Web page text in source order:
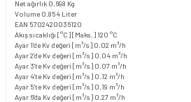
Net ağırlık 0.698 Kg
Volume 0.854 Liter
EAN 5702420036120
Akış sıcaklığı [°C] [Maks.] 120 °C
Ayar 1'de Kv değeri [m³/s] 0.02 m³/h
Ayar 2'de Kv değeri [m³/s] 0.04 m³/h
Ayar 3'te Kv değeri [m³/s] 0.07 m³/h
Ayar 4'te Kv değeri [m³/s] 0.12 m³/h
Ayar 5'te Kv değeri [m³/s] 0.19 m³/h
Ayar 6'da Kv değeri [m³/s] 0.27 m³/h